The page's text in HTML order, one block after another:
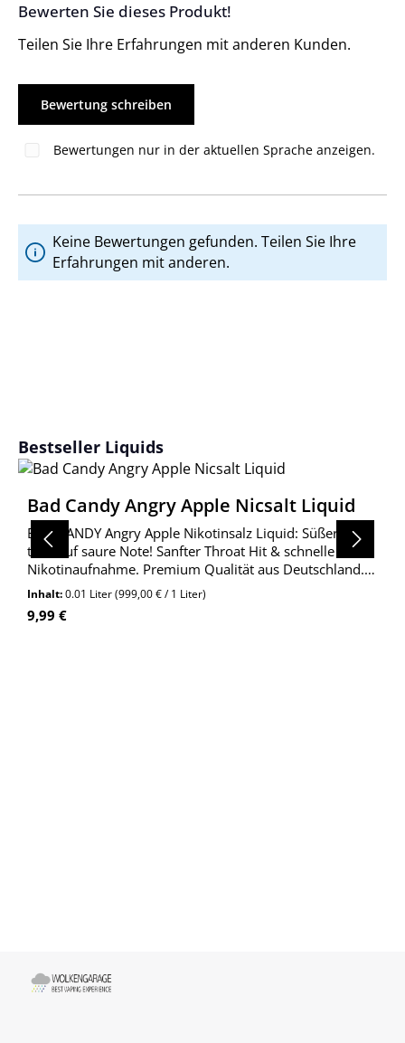
Durchschnittliche Bewertung von 0 von 5 Sternen
Bewerten Sie dieses Produkt!
Teilen Sie Ihre Erfahrungen mit anderen Kunden.
Bewertung schreiben
Bewertungen nur in der aktuellen Sprache anzeigen.
Keine Bewertungen gefunden. Teilen Sie Ihre
Erfahrungen mit anderen.
Produktgalerie überspringen
Bestseller Liquids
Bad Candy Angry Apple Nicsalt Liquid
BAD CANDY Angry Apple Nikotinsalz Liquid: Süßer Apfel
trifft auf saure Note! Sanfter Throat Hit & schnelle
Nikotinaufnahme. Premium Qualität aus Deutschland.
Jetzt entdecken!
Inhalt:0.01 Liter(999,00 € / 1 Liter)
Regulärer Preis:
9,99 €